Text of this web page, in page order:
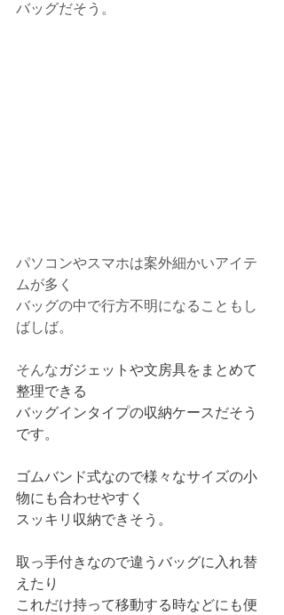
バッグだそう。
パソコンやスマホは案外細かいアイテ
ムが多く
バッグの中で行方不明になることもし
ばしば。
そんなガジェットや文房具をまとめて
整理できる
バッグインタイプの収納ケースだそう
です。
ゴムバンド式なので様々なサイズの小
物にも合わせやすく
スッキリ収納できそう。
取っ手付きなので違うバッグに入れ替
えたり
これだけ持って移動する時などにも便